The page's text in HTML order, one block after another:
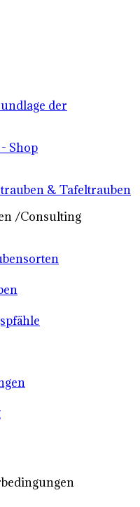
der
Shop
& Tafeltrauben
/Consulting